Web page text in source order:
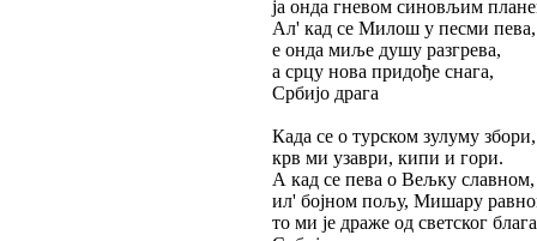
ја онда гневом синовљим
Ал' кад се Милош у песми пева,
е онда миље душу разгрева,
а срцу нова придође снага,
Србијо драга
Када се о турском зулуму збори,
крв ми узаври, кипи и гори.
А кад се пева о Вељку славном,
ил' бојном пољу, Мишару
то ми је драже од светског